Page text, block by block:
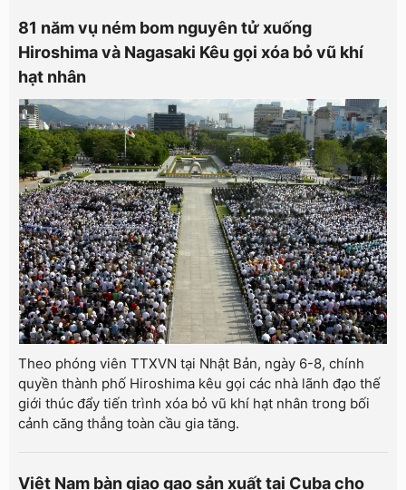
81 năm vụ ném bom nguyên tử xuống
Hiroshima và Nagasaki Kêu gọi xóa bỏ vũ khí
hạt nhân
Theo phóng viên TTXVN tại Nhật Bản, ngày 6-8, chính
quyền thành phố Hiroshima kêu gọi các nhà lãnh đạo thế
giới thúc đẩy tiến trình xóa bỏ vũ khí hạt nhân trong bối
cảnh căng thẳng toàn cầu gia tăng.
Việt Nam bàn giao gạo sản xuất tại Cuba cho